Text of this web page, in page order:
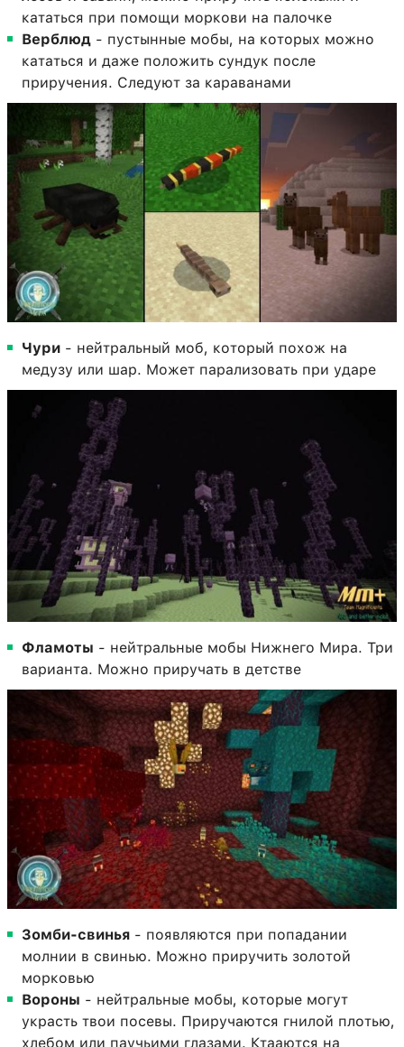
кататься при помощи моркови на палочке
Верблюд - пустынные мобы, на которых можно
кататься и даже положить сундук после
приручения. Следуют за караванами
Чури - нейтральный моб, который похож на
медузу или шар. Может парализовать при ударе
Фламоты - нейтральные мобы Нижнего Мира. Три
варианта. Можно приручать в детстве
Зомби-свинья - появляются при попадании
молнии в свинью. Можно приручить золотой
морковью
Вороны - нейтральные мобы, которые могут
украсть твои посевы. Приручаются гнилой плотью,
хлебом или паучьими глазами. Ктааются на